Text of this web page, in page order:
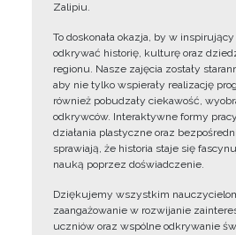
Zalipiu.
To doskonała okazja, by w
odkrywać historię, kulturę oraz
regionu. Nasze zajęcia zostały
aby nie tylko wspierały realizację
również pobudzały ciekawość,
odkrywców. Interaktywne formy
działania plastyczne oraz
sprawiają, że historia staje się
nauką poprzez doświadczenie.
Dziękujemy wszystkim
zaangażowanie w rozwijanie
uczniów oraz wspólne odkrywanie